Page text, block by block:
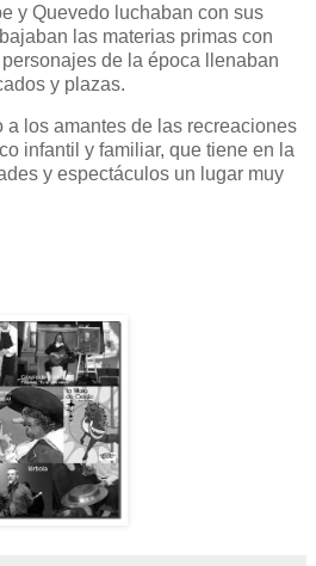
y Quevedo luchaban con sus
las materias primas con
de la época llenaban
y plazas.
a los amantes de las recreaciones
infantil y familiar, que tiene en la
y espectáculos un lugar muy